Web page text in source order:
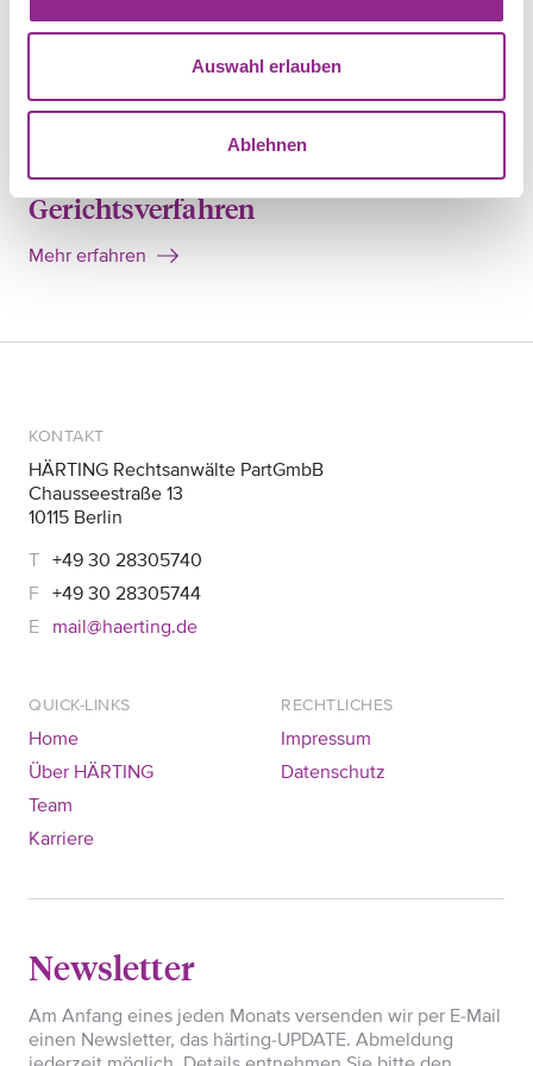
Auswahl erlauben
Ablehnen
THEMA
Mehr erfahren
THEMA
Gerichtsverfahren
Mehr erfahren
KONTAKT
HÄRTING Rechtsanwälte PartGmbB
Chausseestraße 13
10115 Berlin
+49 30 28305740
+49 30 28305744
mail@haerting.de
QUICK-LINKS
Home
Über HÄRTING
Team
Karriere
RECHTLICHES
Impressum
Datenschutz
Newsletter
Am Anfang eines jeden Monats versenden wir per E-Mail
einen Newsletter, das härting-UPDATE. Abmeldung